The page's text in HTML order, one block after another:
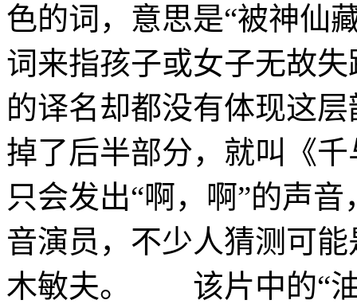
色的词，意思是“被神仙
词来指孩子或女子无故
的译名却都没有体现这
掉了后半部分，就叫《
只会发出“啊，啊”的声
音演员，不少人猜测可
木敏夫。 该片中的“油